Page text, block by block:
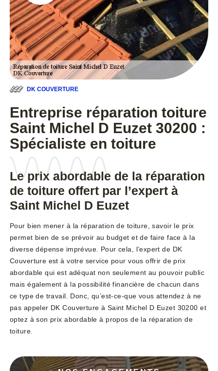
DK COUVERTURE
Entreprise réparation toiture
Saint Michel D Euzet 30200 :
Spécialiste en toiture
Le prix abordable de la réparation
de toiture offert par l’expert à
Saint Michel D Euzet
Pour bien mener à la réparation de toiture, savoir le prix
permet bien de se prévoir au budget et de faire face à la
diverse dépense imprévue. Pour cela, l’expert de DK
Couverture est à votre service pour vous offrir de prix
abordable qui est adéquat non seulement au pouvoir public
mais également à la possibilité financière de chacun dans
ce type de travail. Donc, qu’est-ce-que vous attendez à ne
pas appeler DK Couverture à Saint Michel D Euzet 30200 et
optez à son prix abordable à propos de la réparation de
toiture.